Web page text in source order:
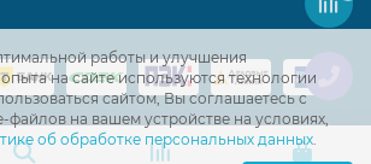
работы и улучшения
на сайте используются технологии
сайтом, Вы соглашаетесь с
на вашем устройстве на условиях,
об обработке персональных данных.